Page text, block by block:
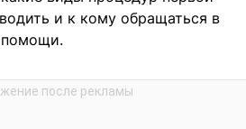
и к кому обращаться в
помощи.